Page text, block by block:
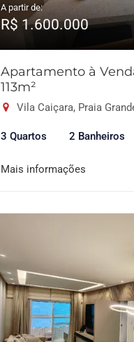
A partir de:
R$ 1.600.000
Apartamento à
113m²
Vila Caiçara, Praia
3 Quartos 2 Banheiros
Mais informações